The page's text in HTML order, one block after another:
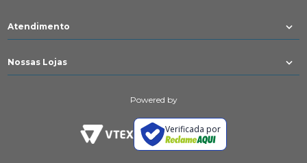
Atendimento
Nossas Lojas
Powered by
Verificada por